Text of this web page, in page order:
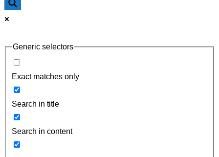
Generic selectors
Exact matches only
Search in title
Search in content